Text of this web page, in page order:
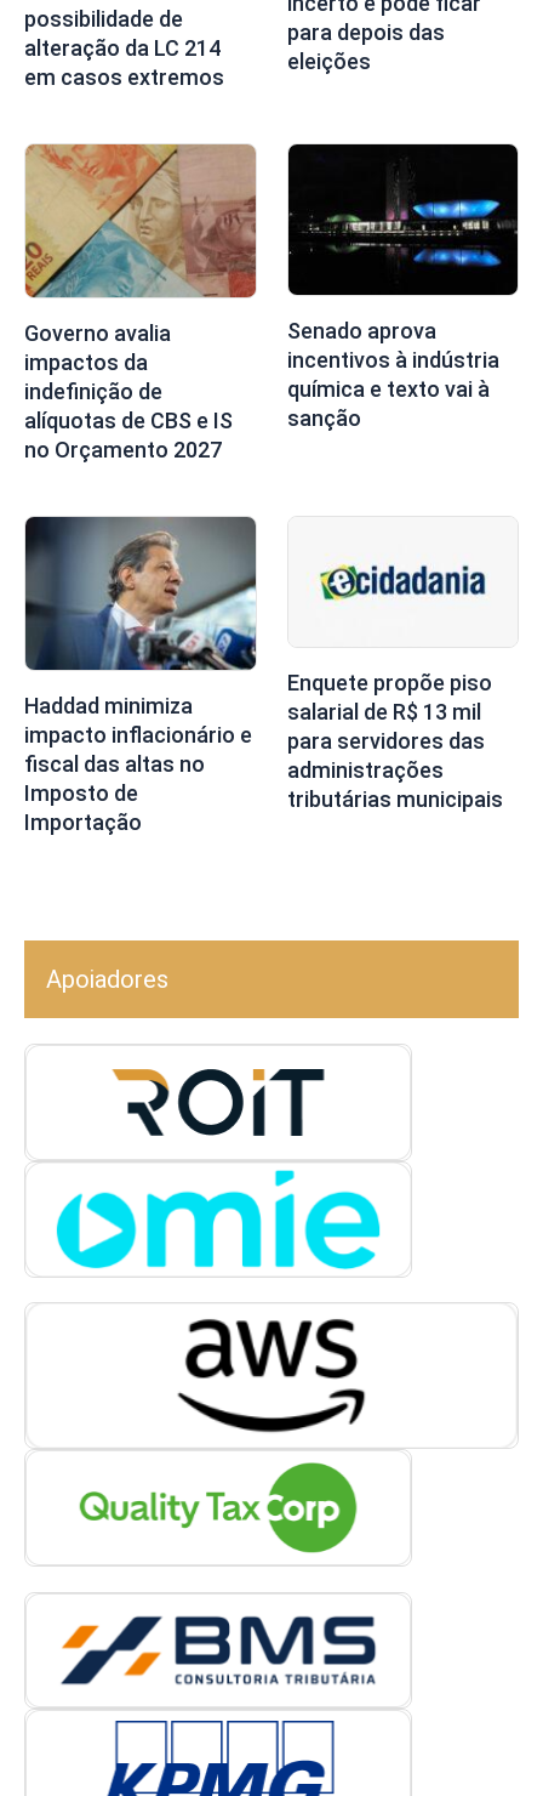
possibilidade de
alteração da LC 214
em casos extremos
para depois das
eleições
Governo avalia
impactos da
indefinição de
alíquotas de CBS e IS
no Orçamento 2027
Senado aprova
incentivos à indústria
química e texto vai à
sanção
Haddad minimiza
impacto inflacionário e
fiscal das altas no
Imposto de
Importação
Enquete propõe piso
salarial de R$ 13 mil
para servidores das
administrações
tributárias municipais
Apoiadores